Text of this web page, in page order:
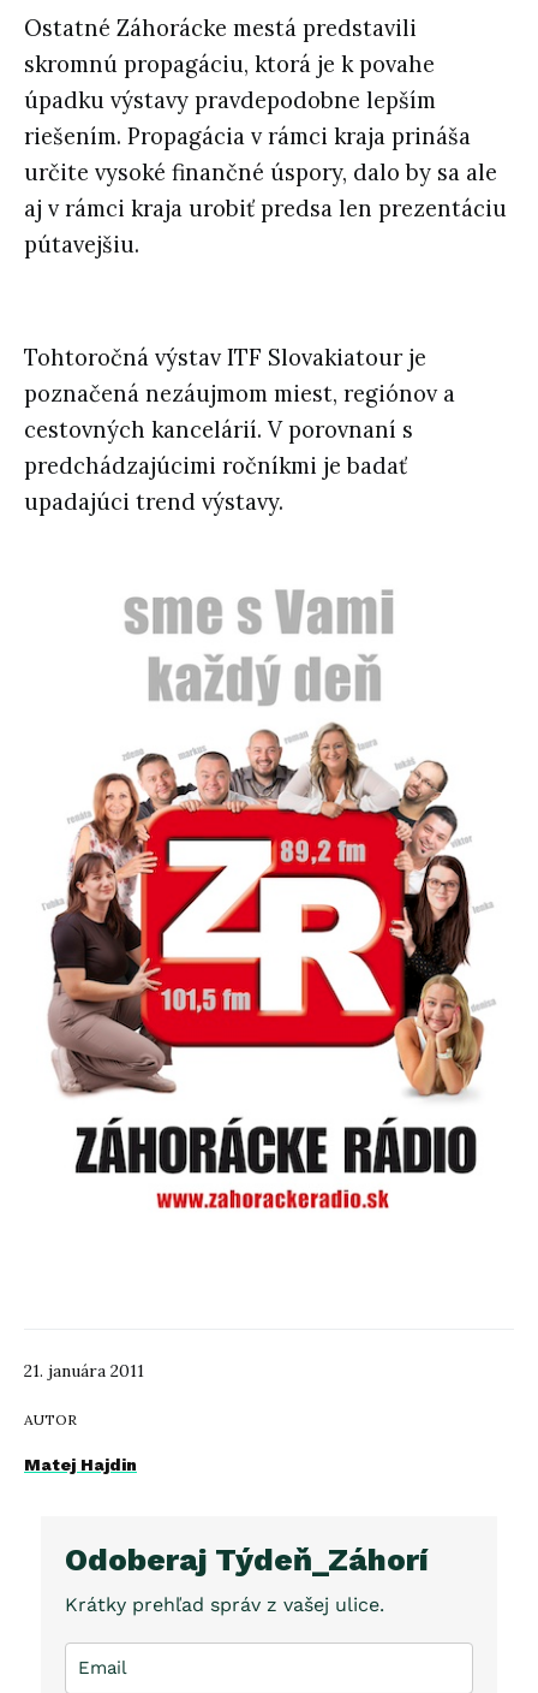
21. januára 2011
AUTOR
Matej Hajdin
Ostatné Záhorácke mestá predstavili
skromnú propagáciu, ktorá je k povahe
úpadku výstavy pravdepodobne lepším
riešením. Propagácia v rámci kraja prináša
určite vysoké finančné úspory, dalo by sa ale
aj v rámci kraja urobiť predsa len prezentáciu
pútavejšiu.
Tohtoročná výstav ITF Slovakiatour je
poznačená nezáujmom miest, regiónov a
cestovných kancelárií. V porovnaní s
predchádzajúcimi ročníkmi je badať
upadajúci trend výstavy.
Odoberaj Týdeň_Záhorí
Krátky prehľad správ z vašej ulice.